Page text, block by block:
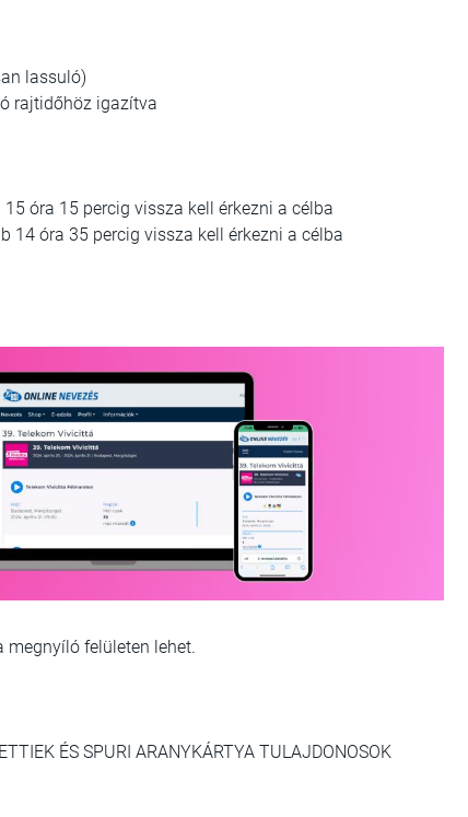
lassuló)
rajtidőhöz igazítva
óra 15 percig vissza kell érkezni a célba
14 óra 35 percig vissza kell érkezni a célba
megnyíló felületen lehet.
ÉS SPURI ARANYKÁRTYA TULAJDONOSOK